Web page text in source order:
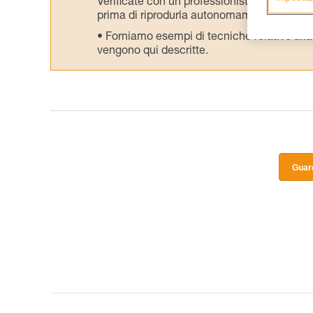
Verificate con un professionista la vostra
prima di riprodurla autonomamente.
Forniamo esempi di tecniche relative
vengono qui descritte.